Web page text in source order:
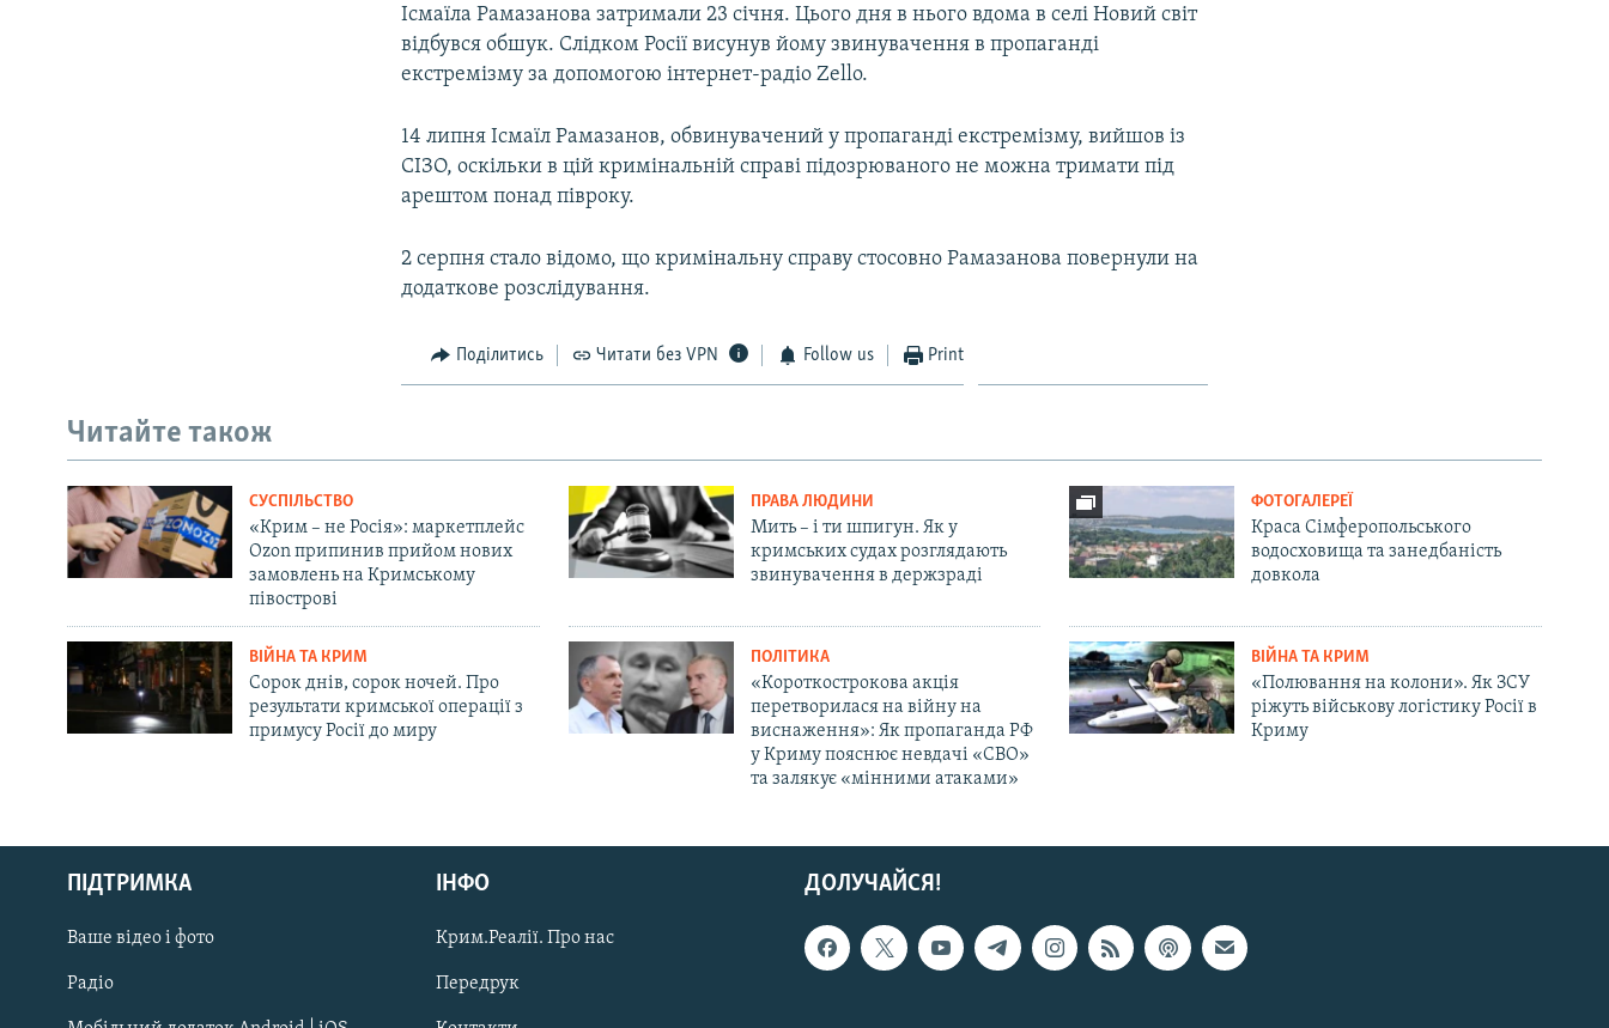
Русский
Qırımtatar
ДОЛУЧАЙСЯ!
Ісмаїла Рамазанова затримали 23 січня. Цього дня в нього вдома в селі Новий світ
відбувся обшук. Слідком Росії висунув йому звинувачення в пропаганді
екстремізму за допомогою інтернет-радіо Zello.
14 липня Ісмаїл Рамазанов, обвинувачений у пропаганді екстремізму, вийшов із
СІЗО, оскільки в цій кримінальній справі підозрюваного не можна тримати під
арештом понад півроку.
2 серпня стало відомо, що кримінальну справу стосовно Рамазанова повернули на
додаткове розслідування.
Поділитись Читати без VPN Follow us Print
Читайте також
СУСПІЛЬСТВО
«Крим – не Росія»: маркетплейс
Ozon припинив прийом нових
замовлень на Кримському
півострові
ПРАВА ЛЮДИНИ
Мить – і ти шпигун. Як у
кримських судах розглядають
звинувачення в держзраді
ФОТОГАЛЕРЕЇ
Краса Сімферопольського
водосховища та занедбаність
довкола
ВІЙНА ТА КРИМ
Сорок днів, сорок ночей. Про
результати кримської операції з
примусу Росії до миру
ПОЛІТИКА
«Короткострокова акція
перетворилася на війну на
виснаження»: Як пропаганда РФ
у Криму пояснює невдачі «СВО»
та залякує «мінними атаками»
ВІЙНА ТА КРИМ
«Полювання на колони». Як ЗСУ
ріжуть військову логістику Росії в
Криму
ДОЛУЧАЙСЯ!
ПІДТРИМКА
Ваше відео і фото
Радіо
ІНФО
Крим.Реалії. Про нас
Передрук